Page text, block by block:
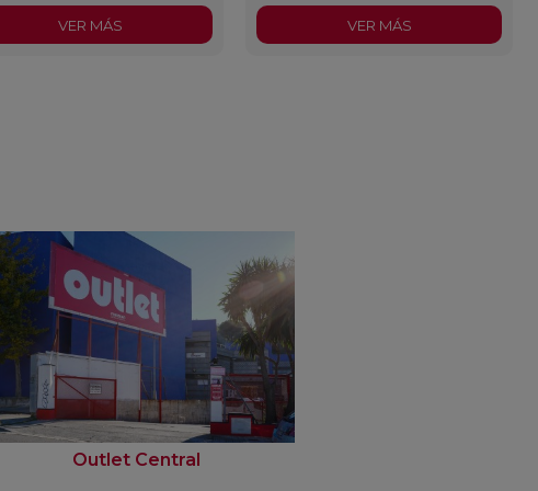
VER MÁS VER MÁS
Outlet Central